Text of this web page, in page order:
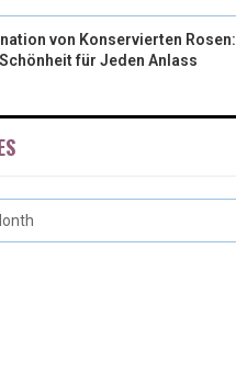
von Konservierten Rosen:
für Jeden Anlass